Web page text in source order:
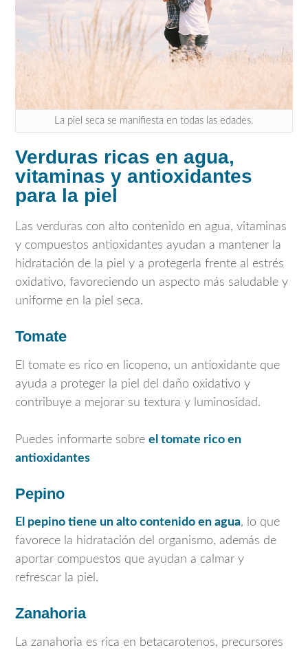
La piel seca se manifiesta en todas las edades.
Verduras ricas en agua,
vitaminas y antioxidantes
para la piel
Las verduras con alto contenido en agua, vitaminas
y compuestos antioxidantes ayudan a mantener la
hidratación de la piel y a protegerla frente al estrés
oxidativo, favoreciendo un aspecto más saludable y
uniforme en la piel seca.
Tomate
El tomate es rico en licopeno, un antioxidante que
ayuda a proteger la piel del daño oxidativo y
contribuye a mejorar su textura y luminosidad.
Puedes informarte sobre el tomate rico en
antioxidantes
Pepino
El pepino tiene un alto contenido en agua, lo que
favorece la hidratación del organismo, además de
aportar compuestos que ayudan a calmar y
refrescar la piel.
Zanahoria
La zanahoria es rica en betacarotenos, precursores